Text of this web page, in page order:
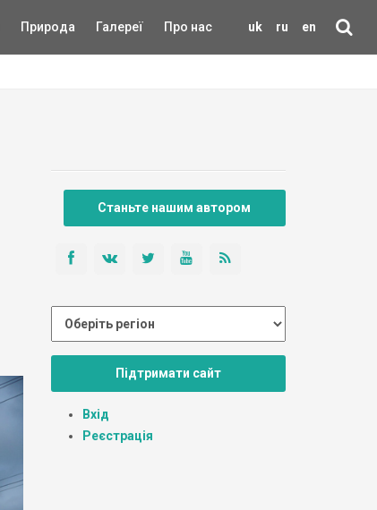
uk ru en
Природа Галереї Про нас
Станьте нашим автором
Підтримати сайт
Вхід
Реєстрація